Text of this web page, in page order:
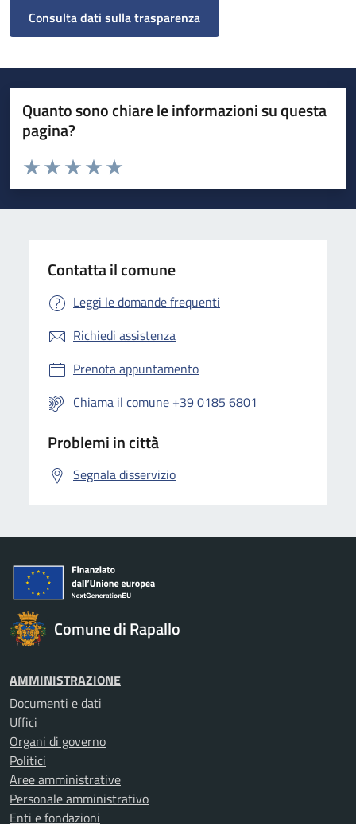
Consulta dati sulla trasparenza
Quanto sono chiare le informazioni su questa
pagina?
Valuta da 1 a 5 stelle la pagina
Valuta 5 stelle su 5
Valuta 4 stelle su 5
Valuta 3 stelle su 5
Valuta 2 stelle su 5
Valuta 1 stelle su 5
Contatta il comune
Leggi le domande frequenti
Richiedi assistenza
Prenota appuntamento
Chiama il comune +39 0185 6801
Problemi in città
Segnala disservizio
Comune di Rapallo
AMMINISTRAZIONE
Documenti e dati
Uffici
Organi di governo
Politici
Aree amministrative
Personale amministrativo
Enti e fondazioni